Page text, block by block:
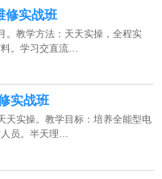
修实战班
。教学方法：天天实操，全程实
。学习交直流…
实战班
天实操。教学目标：培养全能型电
员。半天理…